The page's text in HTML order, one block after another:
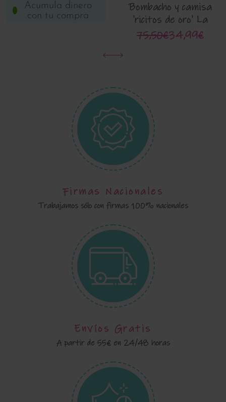
Acumula dinero
con tu compra
Bombacho y camisa
'ricitos de oro' La
Martinica 8105
75,50€34,99€
Firmas Nacionales
Trabajamos sólo con firmas 100% nacionales
Envíos Gratis
A partir de 55€ en 24/48 horas